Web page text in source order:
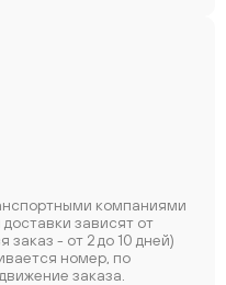
компаниями
зависят от
заказ - от 2 до 10 дней)
номер, по
заказа.